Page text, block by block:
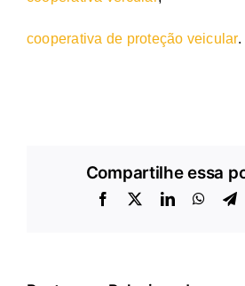
cooperativa de proteção veicular.
Compartilhe essa
Facebook LinkedIn